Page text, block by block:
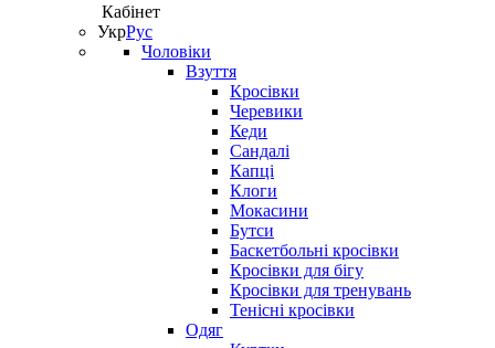
Кабінет
УкрРус
Чоловіки
Взуття
Кросівки
Черевики
Кеди
Сандалі
Капці
Клоги
Мокасини
Бутси
Баскетбольні кросівки
Кросівки для бігу
Кросівки для тренувань
Тенісні кросівки
Одяг